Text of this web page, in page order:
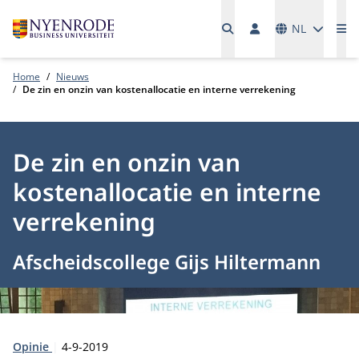
NL
Home
Nieuws
De zin en onzin van kostenallocatie en interne verrekening
De zin en onzin van
kostenallocatie en interne
verrekening
Afscheidscollege Gijs Hiltermann
Type:
Opinie Publicatiedatum:
4-9-2019